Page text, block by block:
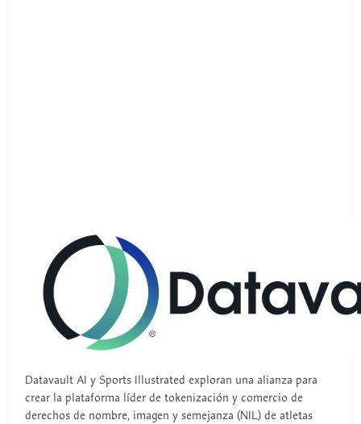
Datavault AI y Sports Illustrated exploran una alianza para
crear la plataforma líder de tokenización y comercio de
derechos de nombre, imagen y semejanza (NIL) de atletas